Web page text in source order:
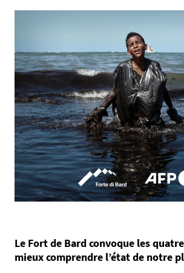
Le Fort de Bard convoque les
mieux comprendre l’état de notre